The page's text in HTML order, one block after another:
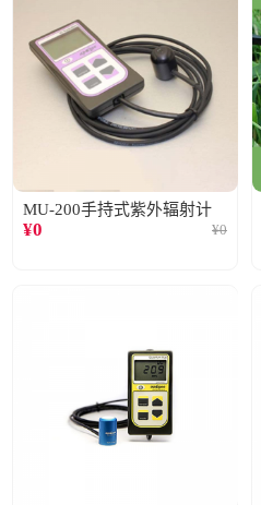
MU-200手持式紫外辐射计
¥0 ¥0